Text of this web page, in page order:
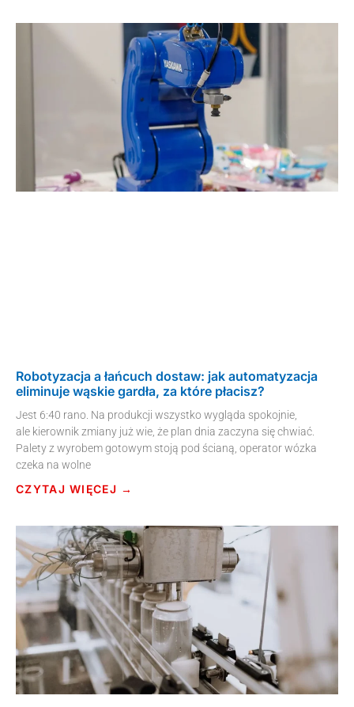
Robotyzacja a łańcuch dostaw: jak automatyzacja
eliminuje wąskie gardła, za które płacisz?
Jest 6:40 rano. Na produkcji wszystko wygląda spokojnie,
ale kierownik zmiany już wie, że plan dnia zaczyna się chwiać.
Palety z wyrobem gotowym stoją pod ścianą, operator wózka
czeka na wolne
CZYTAJ WIĘCEJ →